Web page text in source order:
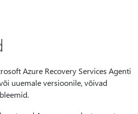
Azure Recovery Services Agenti
uuemale versioonile, võivad